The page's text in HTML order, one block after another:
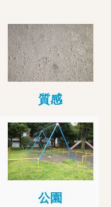
質感
公園